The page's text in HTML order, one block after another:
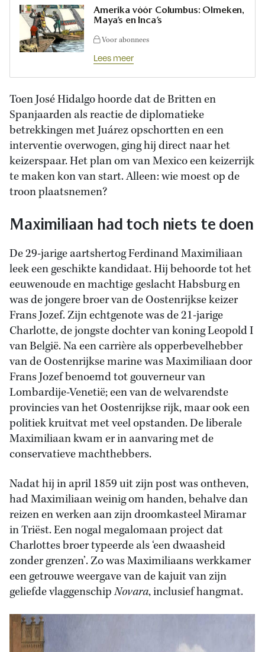
Amerika vóór Columbus: Olmeken,
Maya’s en Inca’s
Voor abonnees
Lees meer
Toen José Hidalgo hoorde dat de Britten en
Spanjaarden als reactie de diplomatieke
betrekkingen met Juárez opschortten en een
interventie overwogen, ging hij direct naar het
keizerspaar. Het plan om van Mexico een keizerrijk
te maken kon van start. Alleen: wie moest op de
troon plaatsnemen?
Maximiliaan had toch niets te doen
De 29-jarige aartshertog Ferdinand Maximiliaan
leek een geschikte kandidaat. Hij behoorde tot het
eeuwenoude en machtige geslacht Habsburg en
was de jongere broer van de Oostenrijkse keizer
Frans Jozef. Zijn echtgenote was de 21-jarige
Charlotte, de jongste dochter van koning Leopold I
van België. Na een carrière als opperbevelhebber
van de Oostenrijkse marine was Maximiliaan door
Frans Jozef benoemd tot gouverneur van
Lombardije-Venetië; een van de welvarendste
provincies van het Oostenrijkse rijk, maar ook een
politiek kruitvat met veel opstanden. De liberale
Maximiliaan kwam er in aanvaring met de
conservatieve machthebbers.
Nadat hij in april 1859 uit zijn post was ontheven,
had Maximiliaan weinig om handen, behalve dan
reizen en werken aan zijn droomkasteel Miramar
in Triëst. Een nogal megalomaan project dat
Charlottes broer typeerde als ‘een dwaasheid
zonder grenzen’. Zo was Maximiliaans werkkamer
een getrouwe weergave van de kajuit van zijn
geliefde vlaggenschipNovara, inclusief hangmat.